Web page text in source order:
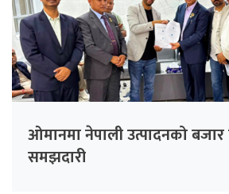
ओमानमा नेपाली उत्पादनको बजार
समझदारी